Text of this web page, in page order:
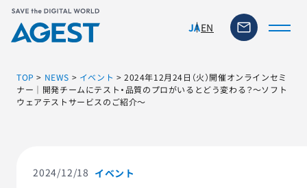
JAEN
TOP > NEWS > イベント >2024年12月24日（火）開催オンラインセミ
ナー｜開発チームにテスト・品質のプロがいるとどう変わる？～ソフト
ウェアテストサービスのご紹介～
2024/12/18 イベント